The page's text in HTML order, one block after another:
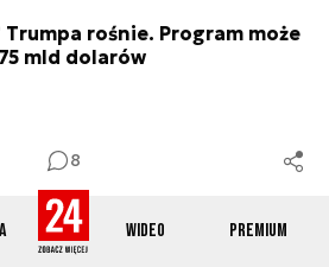
Wideo Premium
8
rośnie. Program może
mld dolarów